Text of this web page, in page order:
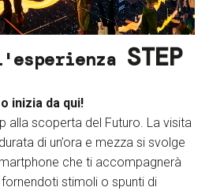
STEP
inizia da qui!
alla scoperta del Futuro. La visita
di un’ora e mezza si svolge
che ti accompagnerà
stimoli o spunti di